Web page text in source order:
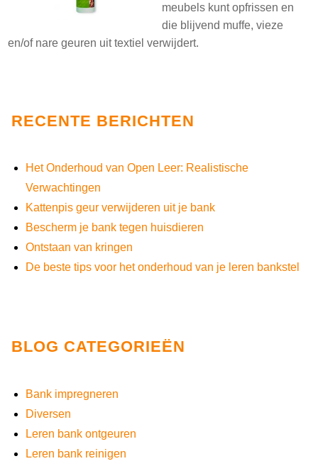
meubels kunt opfrissen en
die blijvend muffe, vieze
en/of nare geuren uit textiel verwijdert.
RECENTE BERICHTEN
Het Onderhoud van Open Leer: Realistische
Verwachtingen
Kattenpis geur verwijderen uit je bank
Bescherm je bank tegen huisdieren
Ontstaan van kringen
De beste tips voor het onderhoud van je leren bankstel
BLOG CATEGORIEËN
Bank impregneren
Diversen
Leren bank ontgeuren
Leren bank reinigen